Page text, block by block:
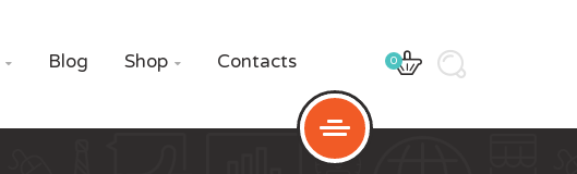
 Blog Shop  Contacts 0